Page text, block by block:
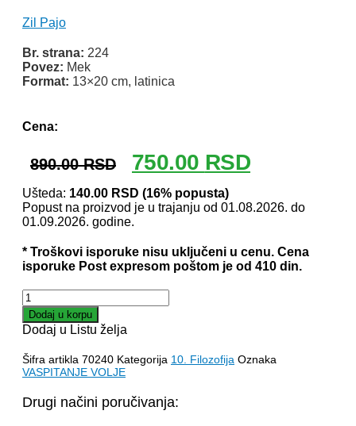
Zil Pajo
Br. strana: 224
Povez: Mek
Format: 13×20 cm, latinica
Cena:
890.00RSD
Originalna
cena
je
bila:
890.00 RSD.
750.00 RSDTrenutna
cena
750.00 RSD.
Ušteda: 140.00 RSD (16% popusta)
Popust na proizvod je u trajanju od 01.08.2026. do
01.09.2026. godine.
* Troškovi isporuke nisu uključeni u cenu. Cena
isporuke Post expresom poštom je od 410 din.
VASPITANJE
VOLJE
–
Žil
Pajo
količina
Dodaj u korpu
Dodaj u Listu želja
Šifra artikla 70240 Kategorija 10. Filozofija Oznaka
VASPITANJE VOLJE
Drugi načini poručivanja: